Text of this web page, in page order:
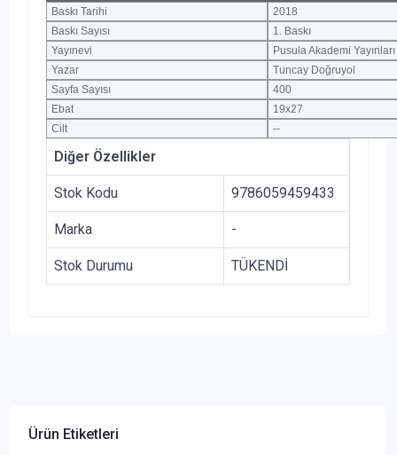
Baskı Tarihi
2018
Baskı Sayısı
1. Baskı
Yayınevi
Pusula Akademi Yayınları
Yazar
Tuncay Doğruyol
Sayfa Sayısı
400
Ebat
19x27
Cilt
--
Diğer Özellikler
Stok Kodu 9786059459433
Marka -
Stok Durumu TÜKENDİ
Ürün Etiketleri